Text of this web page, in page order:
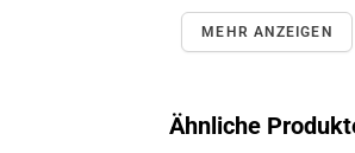
MEHR ANZEIGEN
Ähnliche